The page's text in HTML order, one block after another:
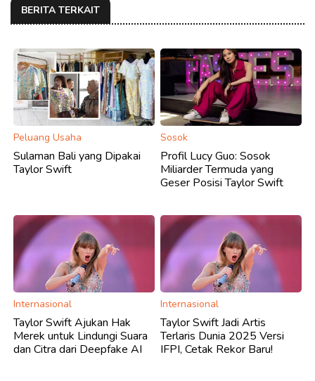
BERITA TERKAIT
Peluang Usaha
Sulaman Bali yang Dipakai
Taylor Swift
Sosok
Profil Lucy Guo: Sosok
Miliarder Termuda yang
Geser Posisi Taylor Swift
Internasional
Taylor Swift Ajukan Hak
Merek untuk Lindungi Suara
dan Citra dari Deepfake AI
Internasional
Taylor Swift Jadi Artis
Terlaris Dunia 2025 Versi
IFPI, Cetak Rekor Baru!